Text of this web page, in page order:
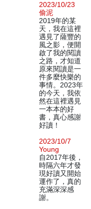
2023/10/23
偷泥
2019年的某
天，我在這裡
遇見了薩豐的
風之影，便開
啟了我的閱讀
之路，才知道
原來閱讀是一
件多麼快樂的
事情。2023年
的今天，我依
然在這裡遇見
一本本的好
書，真心感謝
好讀！
2023/10/7
Young
自2017年後，
時隔六年才發
現好讀又開始
運作了，真的
充滿深深感
謝。